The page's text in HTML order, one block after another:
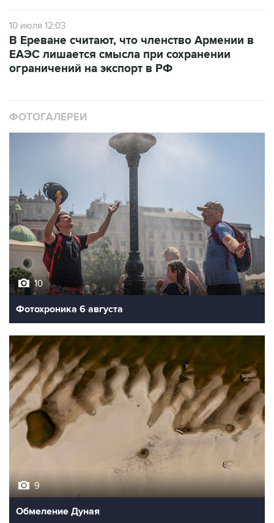
10 июля 12:03
В Ереване считают, что членство Армении в
ЕАЭС лишается смысла при сохранении
ограничений на экспорт в РФ
ФОТОГАЛЕРЕИ
10
Фотохроника 6 августа
9
Обмеление Дуная